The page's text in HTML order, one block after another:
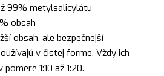
99% metylsalicylátu
obsah
obsah, ale bezpečnejší
v čistej forme. Vždy ich
1:10 až 1:20.